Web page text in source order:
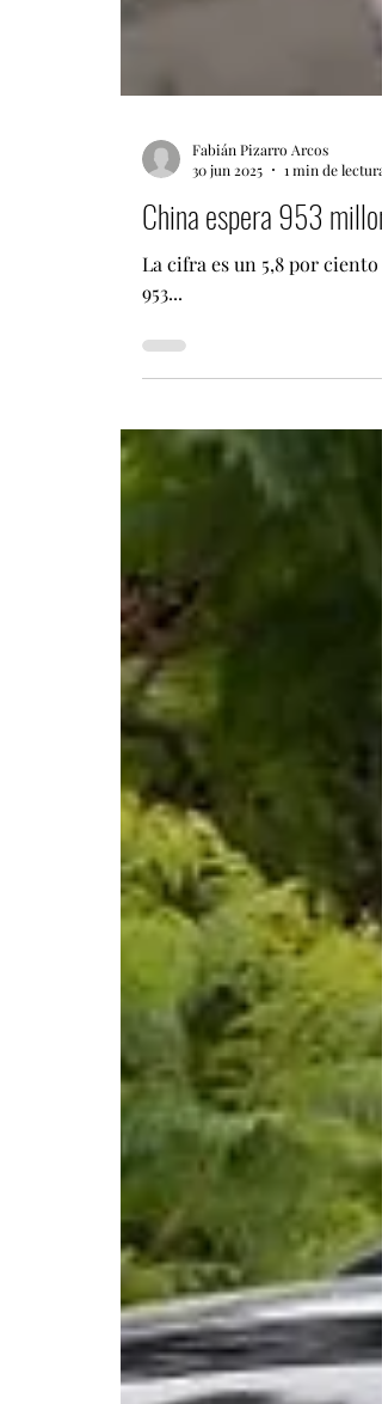
Fabián Pizarro Arcos
30 jun 2025
1 min de lectura
China espera 953
953...